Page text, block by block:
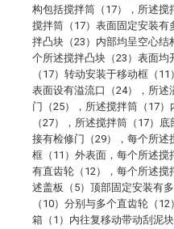
构包括搅拌筒（17），所述搅
搅拌筒（17）表面固定安装
拌凸块（23）内部均呈空心
个所述搅拌凸块（23）表面
（17）转动安装于移动框（
表面设有溢流口（24），所述
门（25），所述搅拌筒（17
（27），所述搅拌筒（17）
接有检修门（29），每个所述
框（11）外表面，每个所述
有直齿轮（12），每个所述
述盖板（5）顶部固定安装有
（10）分别与多个直齿轮（
箱（1）内往复移动带动刮泥